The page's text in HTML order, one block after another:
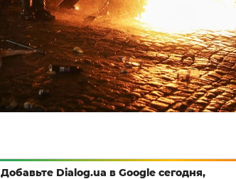
Добавьте Dialog.ua в Google сегодня,